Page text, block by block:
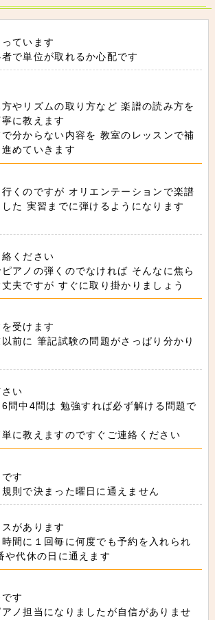
ています
で単位が取れるか心配です
やリズムの取り方など 楽譜の読み方を
に教えます
分からない内容を 教室のレッスンで補
めていきます
くのですが オリエンテーションで楽譜
た 実習までに弾けるようになります
ください
アノの弾くのでなければ そんなに焦ら
夫ですが すぐに取り掛かりましょう
受けます
前に 筆記試験の問題がさっぱり分かり
い
問中4問は 勉強すれば必ず解ける問題で
に教えますのですぐご連絡ください
す
則で決まった曜日に通えません
があります
間に１回毎に何度でも予約を入れられ
や代休の日に通えます
す
ノ担当になりましたが自信がありませ